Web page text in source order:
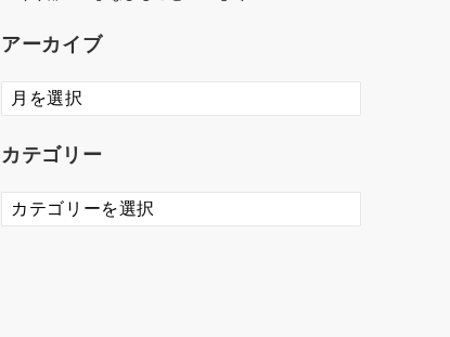
アーカイブ
ア
ー
イ
カテゴリー
カ
テ